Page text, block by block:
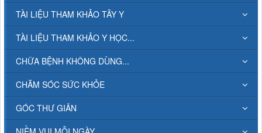
TÀI LIỆU THAM KHẢO TÂY Y
TÀI LIỆU THAM KHẢO Y HỌC...
CHỮA BỆNH KHÔNG DÙNG...
CHĂM SÓC SỨC KHỎE
GÓC THƯ GIÃN